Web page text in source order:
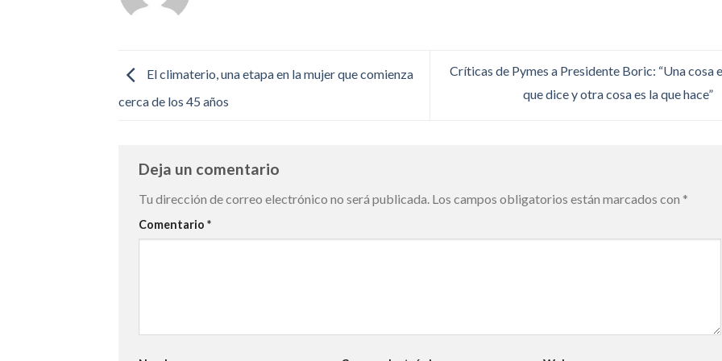
El climaterio, una etapa en la mujer que comienza
cerca de los 45 años
Críticas de Pymes a Presidente Boric: “Una cosa
que dice y otra cosa es la que hace”
Deja un comentario
Tu dirección de correo electrónico no será publicada. Los campos obligatorios están marcados con *
Comentario *